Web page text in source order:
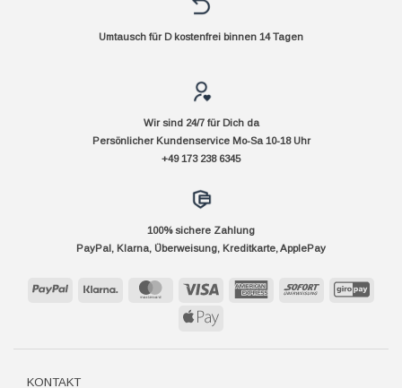
Umtausch für D kostenfrei binnen 14 Tagen
Wir sind 24/7 für Dich da
Persönlicher Kundenservice Mo-Sa 10-18 Uhr
+49 173 238 6345
100% sichere Zahlung
PayPal, Klarna, Überweisung, Kreditkarte, ApplePay
PayPal Klarna MasterCard Visa
AmericanSofort
Apple
KONTAKT